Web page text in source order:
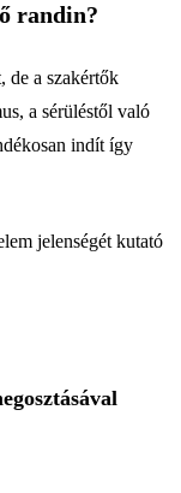
randin?
de a szakértők
a sérüléstől való
indít így
jelenségét kutató